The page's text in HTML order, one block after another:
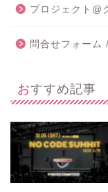
プロジェクト@
問合せフォーム
おすすめ記事